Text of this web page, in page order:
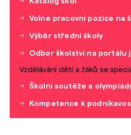
Volné pracovní pozice na
Výběr střední školy
Odbor školství na portálu
Vzdělávání dětí a žáků se
Školní soutěže a
Kompetence k